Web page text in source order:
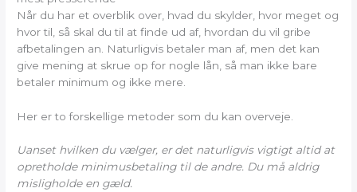
Når du har et overblik over, hvad du skylder, hvor meget og
hvor til, så skal du til at finde ud af, hvordan du vil gribe
afbetalingen an. Naturligvis betaler man af, men det kan
give mening at skrue op for nogle lån, så man ikke bare
betaler minimum og ikke mere.
Her er to forskellige metoder som du kan overveje.
Uanset hvilken du vælger, er det naturligvis vigtigt altid at
opretholde minimusbetaling til de andre. Du må aldrig
misligholde en gæld.